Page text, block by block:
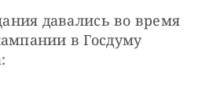
давались во время
в Госдуму